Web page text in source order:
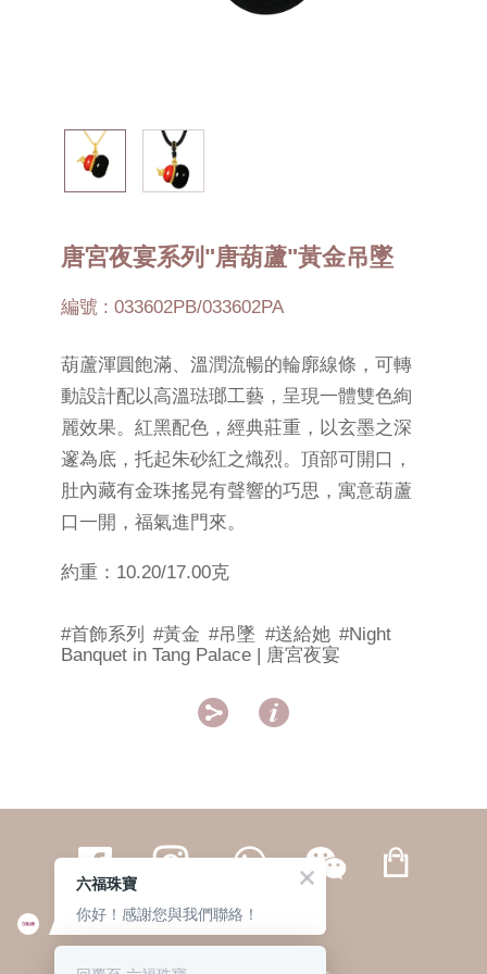
唐宮夜宴系列"唐葫蘆"黃金吊墜
編號 : 033602PB/033602PA
葫蘆渾圓飽滿、溫潤流暢的輪廓線條，可轉
動設計配以高溫琺瑯工藝，呈現一體雙色絢
麗效果。紅黑配色，經典莊重，以玄墨之深
邃為底，托起朱砂紅之熾烈。頂部可開口，
肚內藏有金珠搖晃有聲響的巧思，寓意葫蘆
口一開，福氣進門來。
約重：10.20/17.00克
#首飾系列 #黃金 #吊墜 #送給她 #Night
Banquet in Tang Palace | 唐宮夜宴
 
繁體 | 簡体
六福珠寶
你好！感謝您與我們聯絡！